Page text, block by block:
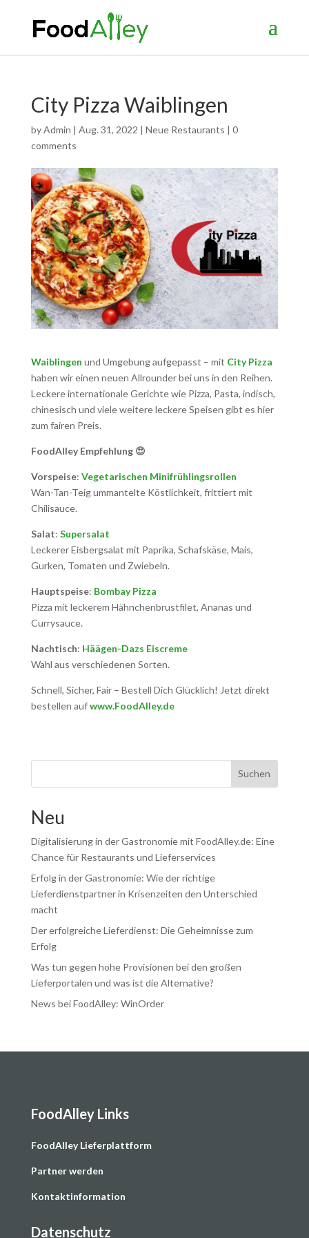
City Pizza Waiblingen
byAdmin | Aug. 31, 2022 | Neue Restaurants | 0
comments
Waiblingen und Umgebung aufgepasst – mit City Pizza
haben wir einen neuen Allrounder bei uns in den Reihen.
Leckere internationale Gerichte wie Pizza, Pasta, indisch,
chinesisch und viele weitere leckere Speisen gibt es hier
zum fairen Preis.
FoodAlley Empfehlung 😍
Vorspeise: Vegetarischen Minifrühlingsrollen
Wan-Tan-Teig ummantelte Köstlichkeit, frittiert mit
Chilisauce.
Salat: Supersalat
Leckerer Eisbergsalat mit Paprika, Schafskäse, Mais,
Gurken, Tomaten und Zwiebeln.
Hauptspeise: Bombay Pizza
Pizza mit leckerem Hähnchenbrustfilet, Ananas und
Currysauce.
Nachtisch: Häägen-Dazs Eiscreme
Wahl aus verschiedenen Sorten.
Schnell, Sicher, Fair – Bestell Dich Glücklich! Jetzt direkt
bestellen aufwww.FoodAlley.de
Suchen
Neu
Digitalisierung in der Gastronomie mit FoodAlley.de: Eine
Chance für Restaurants und Lieferservices
Erfolg in der Gastronomie: Wie der richtige
Lieferdienstpartner in Krisenzeiten den Unterschied
macht
Der erfolgreiche Lieferdienst: Die Geheimnisse zum
Erfolg
Was tun gegen hohe Provisionen bei den großen
Lieferportalen und was ist die Alternative?
News bei FoodAlley: WinOrder
FoodAlley Links
FoodAlley Lieferplattform
Partner werden
Kontaktinformation
Datenschutz